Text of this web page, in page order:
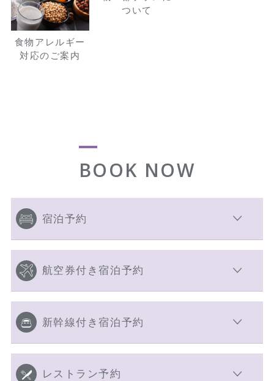
食物アレルギー
対応のご案内
ついて
BOOK NOW
宿泊予約
航空券付き宿泊予約
新幹線付き宿泊予約
レストラン予約